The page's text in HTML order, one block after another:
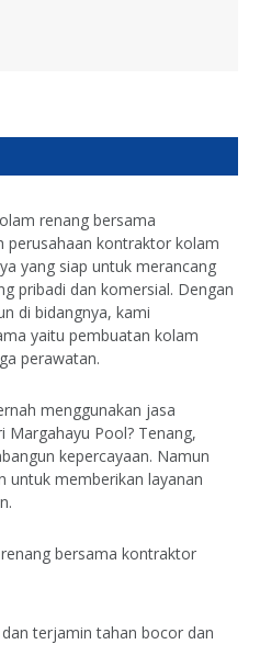
renang bersama
perusahaan kontraktor kolam
yang siap untuk merancang
pribadi dan komersial. Dengan
di bidangnya, kami
yaitu pembuatan kolam
perawatan.
menggunakan jasa
Pool? Tenang,
kepercayaan. Namun
untuk memberikan layanan
bersama kontraktor
terjamin tahan bocor dan